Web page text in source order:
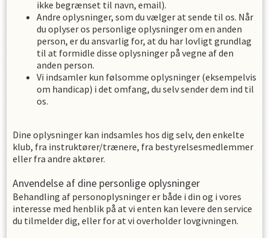
ikke begrænset til navn, email).
Andre oplysninger, som du vælger at sende til os. Når
du oplyser os personlige oplysninger om en anden
person, er du ansvarlig for, at du har lovligt grundlag
til at formidle disse oplysninger på vegne af den
anden person.
Vi indsamler kun følsomme oplysninger (eksempelvis
om handicap) i det omfang, du selv sender dem ind til
os.
Dine oplysninger kan indsamles hos dig selv, den enkelte
klub, fra instruktører/trænere, fra bestyrelsesmedlemmer
eller fra andre aktører.
Anvendelse af dine personlige oplysninger
Behandling af personoplysninger er både i din og i vores
interesse med henblik på at vi enten kan levere den service
du tilmelder dig, eller for at vi overholder lovgivningen.